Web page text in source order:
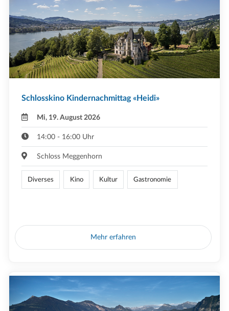
Schlosskino Kindernachmittag «Heidi»
Mi, 19. August 2026
14:00 - 16:00 Uhr
Schloss Meggenhorn
Diverses Kino Kultur Gastronomie
Mehr erfahren